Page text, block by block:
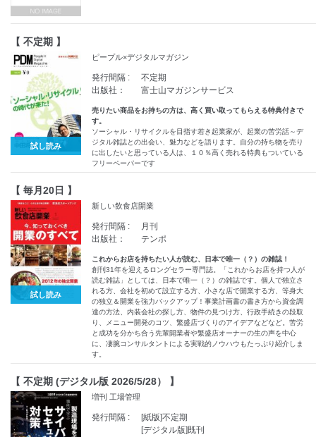
【 不定期 】
試し読み
ピープル×デジタルマガジン
発行間隔 :
不定期
出版社：
富士山マガジンサービス
売りたい商品をお持ちの方は、高く買い取ってもらえる特典付きで
す。
ソーシャル・リサイクルを目指す若き起業家が、起業の苦労話～デ
ジタル雑誌との出会い、魅力などを語ります。自分の持ち物を売り
に出したいと思っている人は、１０％高く売れる特典もついている
フリーペーパーです
【 毎月20日 】
試し読み
新しい飲食店開業
発行間隔 :
月刊
出版社：
テンポ
これからお店を持ちたい人が読む、日本で唯一（？）の雑誌！
創刊31年を迎えるロングセラー専門誌。「これからお店を持つ人が
読む雑誌」としては、日本で唯一（？）の雑誌です。個人で独立さ
れる方、会社を初めて設立する方、小さな店で開業する方、等身大
の独立＆開業を強力バックアップ！事業計画書の書き方から資金調
達の方法、内装会社の探し方、物件の見つけ方、行政手続きの段取
り、メニュー開発のコツ、繁盛店づくりのアイデアなどなど。苦労
と成功を分かち合う先輩開業者や繁盛店オーナーの生の声を中心
に、凄腕コンサルタントによる実戦的ノウハウもたっぷり紹介しま
す。
【 不定期 (デジタル版 2026/5/28） 】
増刊 工場管理
発行間隔 :
[紙版]不定期
[デジタル版]既刊